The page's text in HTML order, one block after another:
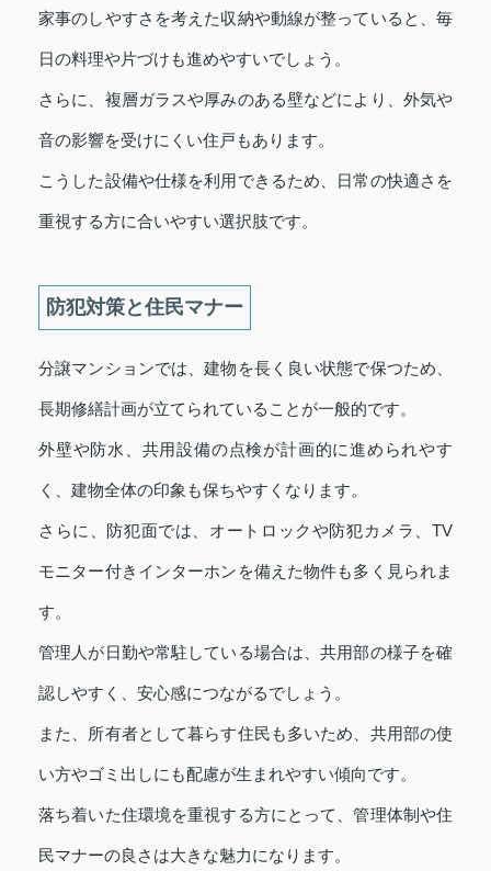
家事のしやすさを考えた収納や動線が整っていると、毎
日の料理や片づけも進めやすいでしょう。
さらに、複層ガラスや厚みのある壁などにより、外気や
音の影響を受けにくい住戸もあります。
こうした設備や仕様を利用できるため、日常の快適さを
重視する方に合いやすい選択肢です。
防犯対策と住民マナー
分譲マンションでは、建物を長く良い状態で保つため、
長期修繕計画が立てられていることが一般的です。
外壁や防水、共用設備の点検が計画的に進められやす
く、建物全体の印象も保ちやすくなります。
さらに、防犯面では、オートロックや防犯カメラ、TV
モニター付きインターホンを備えた物件も多く見られま
す。
管理人が日勤や常駐している場合は、共用部の様子を確
認しやすく、安心感につながるでしょう。
また、所有者として暮らす住民も多いため、共用部の使
い方やゴミ出しにも配慮が生まれやすい傾向です。
落ち着いた住環境を重視する方にとって、管理体制や住
民マナーの良さは大きな魅力になります。